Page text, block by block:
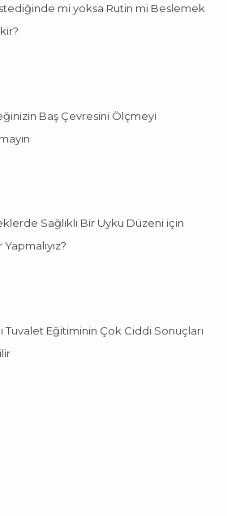
mi yoksa Rutin mi Beslemek
Baş Çevresini Ölçmeyi
Sağlıklı Bir Uyku Düzeni için
Tuvalet Eğitiminin Çok Ciddi Sonuçları